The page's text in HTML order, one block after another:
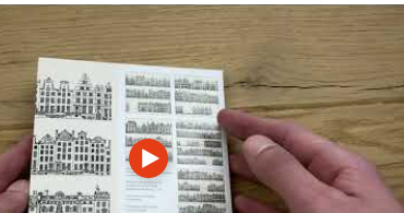
Video
afspelen